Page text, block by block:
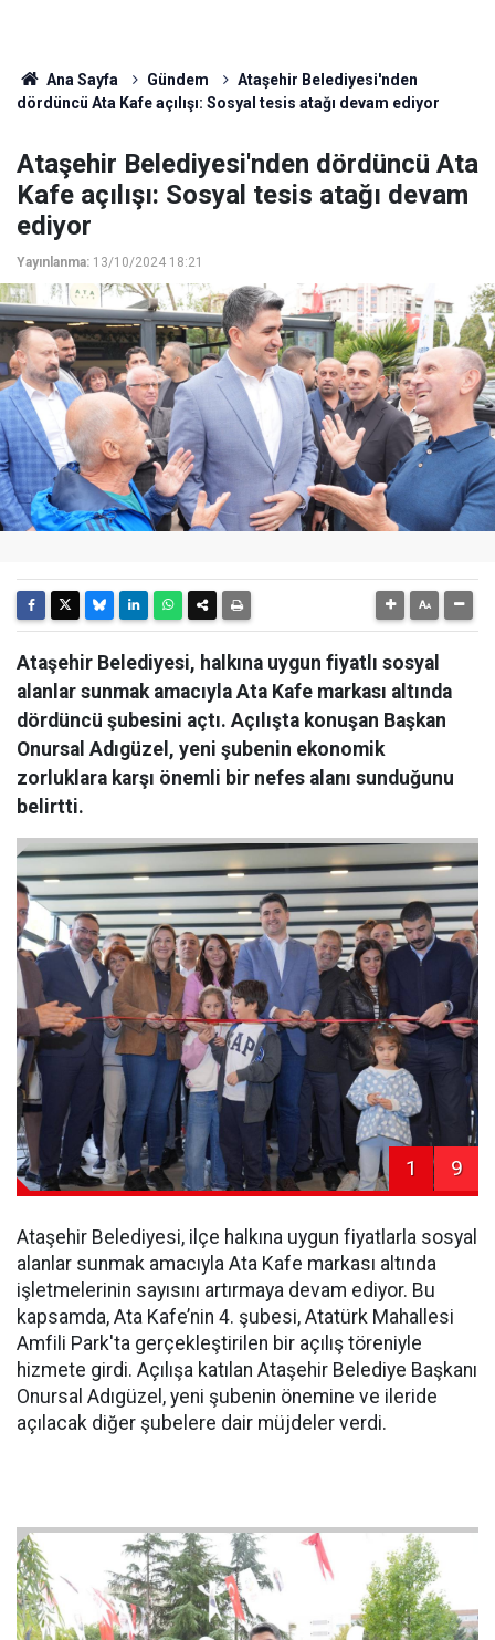
Ana Sayfa Gündem
Ataşehir Belediyesi'nden
dördüncü Ata Kafe açılışı: Sosyal tesis atağı devam ediyor
Ataşehir Belediyesi'nden dördüncü Ata
Kafe açılışı: Sosyal tesis atağı devam
ediyor
Yayınlanma: 13/10/2024 18:21
Ataşehir Belediyesi, halkına uygun fiyatlı sosyal
alanlar sunmak amacıyla Ata Kafe markası altında
dördüncü şubesini açtı. Açılışta konuşan Başkan
Onursal Adıgüzel, yeni şubenin ekonomik
zorluklara karşı önemli bir nefes alanı sunduğunu
belirtti.
1 9
Ataşehir Belediyesi, ilçe halkına uygun fiyatlarla sosyal
alanlar sunmak amacıyla Ata Kafe markası altında
işletmelerinin sayısını artırmaya devam ediyor. Bu
kapsamda, Ata Kafe’nin 4. şubesi, Atatürk Mahallesi
Amfili Park'ta gerçekleştirilen bir açılış töreniyle
hizmete girdi. Açılışa katılan Ataşehir Belediye Başkanı
Onursal Adıgüzel, yeni şubenin önemine ve ileride
açılacak diğer şubelere dair müjdeler verdi.